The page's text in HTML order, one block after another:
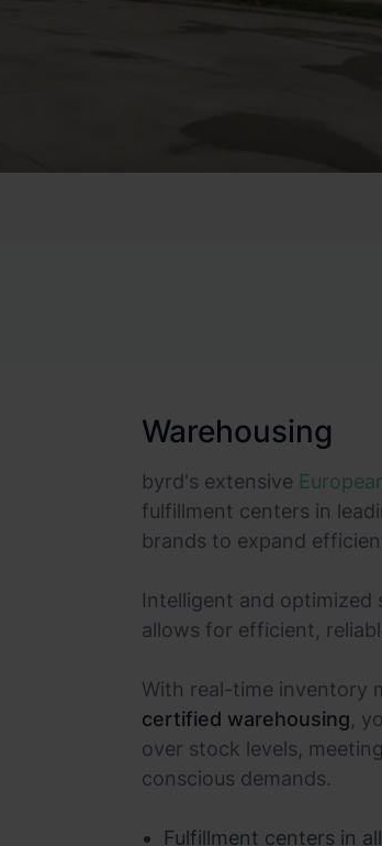
Warehousing
byrd's extensive
fulfillment centers in
brands to expand
Intelligent and optimized
allows for efficient,
With real-time inventory
certified warehousing,
over stock levels,
conscious demands.
Fulfillment centers in